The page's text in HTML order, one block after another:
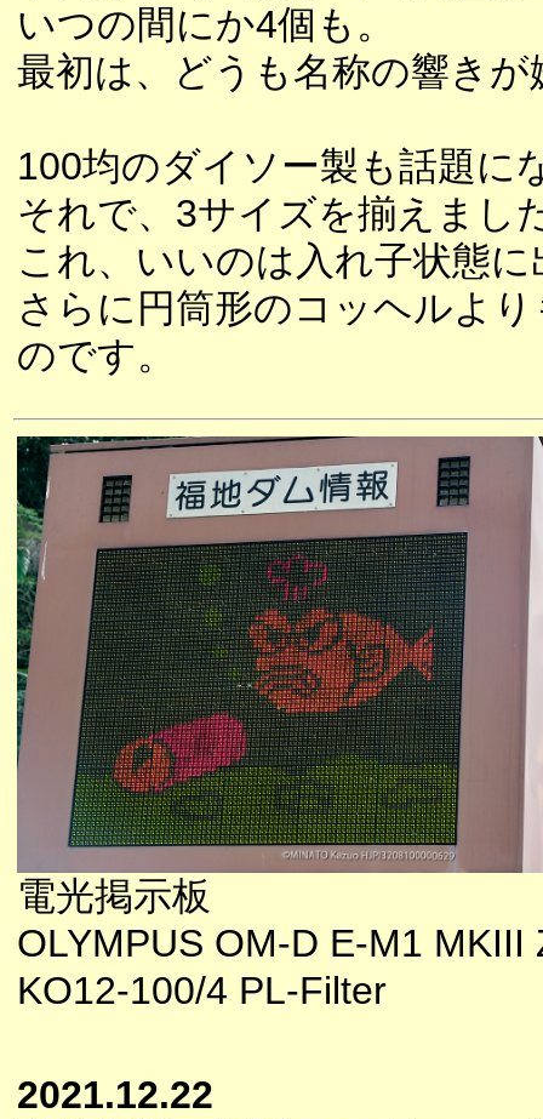
いつの間にか4個も。
最初は、どうも名称の響き
100均のダイソー製も話題に
それで、3サイズを揃えまし
これ、いいのは入れ子状態
さらに円筒形のコッヘルよ
のです。
電光掲示板
OLYMPUS OM-D E-M1 MKIII
KO12-100/4 PL-Filter
2021.12.22